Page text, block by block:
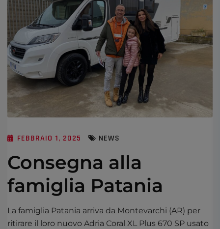
FEBBRAIO 1, 2025 NEWS
Consegna alla
famiglia Patania
La famiglia Patania arriva da Montevarchi (AR) per
ritirare il loro nuovo Adria Coral XL Plus 670 SP usato